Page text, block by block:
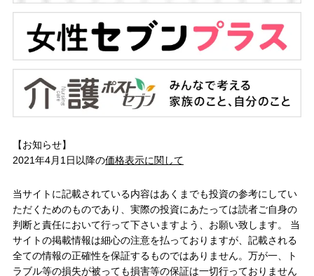
【お知らせ】
2021年4月1日以降の価格表示に関して
当サイトに記載されている内容はあくまでも投資の参考にしてい
ただくためのものであり、実際の投資にあたっては読者ご自身の
判断と責任において行って下さいますよう、お願い致します。 当
サイトの掲載情報は細心の注意を払っておりますが、記載される
全ての情報の正確性を保証するものではありません。万が一、ト
ラブル等の損失が被っても損害等の保証は一切行っておりません